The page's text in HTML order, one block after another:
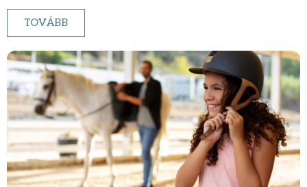
TOVÁBB